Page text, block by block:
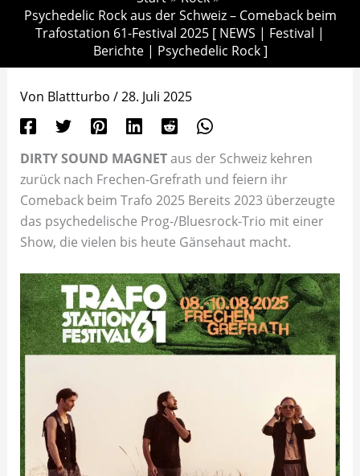
Psychedelic Rock aus der Schweiz – Comeback beim
Trafostation 61-Festival 2025 [ NEWS | Festival |
Berichte | Psychedelic Rock ]
Von Blattturbo /28. Juli 2025
DIRTY SOUND MAGNETaus der Schweiz kehren
zurück nach Frechen-Grefrath und feiern ihr
Comeback beim Trafo 2025 Bereits 2023 überzeugte
das psychedelische Prog-/Bluesrock-Trio mit einer
Show, die vielen bis heute Gänsehaut macht.